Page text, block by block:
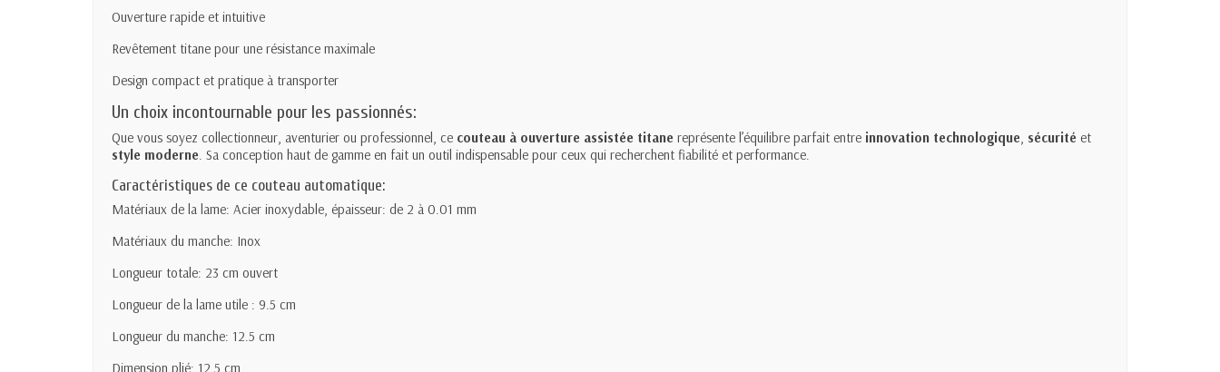
Ouverture rapide et intuitive
Revêtement titane pour une résistance maximale
Design compact et pratique à transporter
Un choix incontournable pour les passionnés:
Que vous soyez collectionneur, aventurier ou professionnel, ce couteau à ouverture assistée titane représente l’équilibre parfait entre innovation technologique sécurité et
style moderne . Sa conception haut de gamme en fait un outil indispensable pour ceux qui recherchent fiabilité et performance.
Caractéristiques de ce couteau automatique:
Matériaux de la lame: Acier inoxydable, épaisseur: de 2 à 0.01 mm
Matériaux du manche: Inox
Longueur totale: 23 cm ouvert
Longueur de la lame utile : 9.5 cm
Longueur du manche: 12.5 cm
Dimension plié: 12.5 cm